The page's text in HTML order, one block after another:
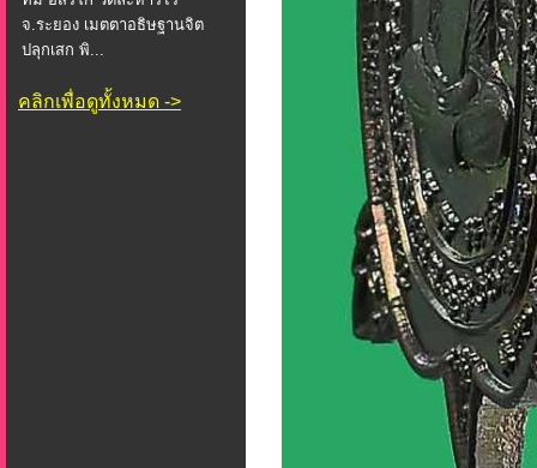
จ.ระยอง เมตตาอธิษฐานจิต
ปลุกเสก พิ...
คลิกเพื่อดูทั้งหมด ->